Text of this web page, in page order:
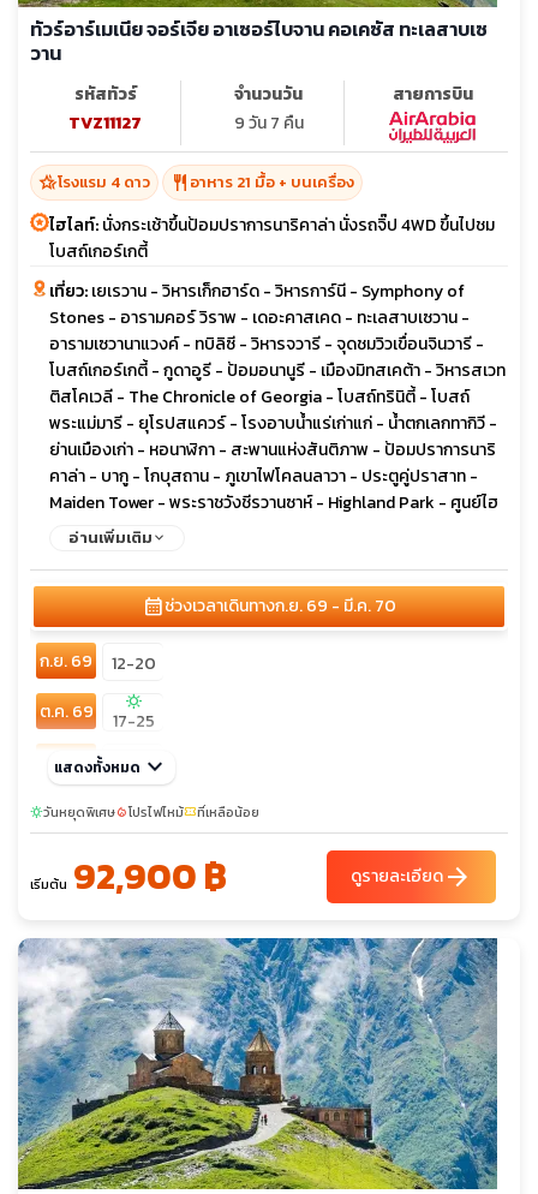
ทัวร์อาร์เมเนีย จอร์เจีย อาเซอร์ไบจาน คอเคซัส ทะเลสาบเซ
วาน
รหัสทัวร์
TVZ11127
จำนวนวัน
9 วัน 7 คืน
สายการบิน
hotel_classโรงแรม 4 ดาว restaurant อาหาร 21 มื้อ + บนเครื่อง
ไฮไลท์:นั่งกระเช้าขึ้นป้อมปราการนาริคาล่า นั่งรถจิ๊ป 4WD ขึ้นไปชม
โบสถ์เกอร์เกตี้
เที่ยว:เยเรวาน - วิหารเก็กฮาร์ด - วิหารการ์นี - Symphony of
Stones - อารามคอร์ วิราพ - เดอะคาสเคด - ทะเลสาบเซวาน -
อารามเซวานาแวงค์ - ทบิลิซี - วิหารจวารี - จุดชมวิวเขื่อนจินวารี -
โบสถ์เกอร์เกตี้ - กูดาอูรี - ป้อมอนานูรี - เมืองมิทสเคต้า - วิหารสเวท
ติสโคเวลี - The Chronicle of Georgia - โบสถ์ทรินิตี้ - โบสถ์
พระแม่มารี - ยุโรปสแควร์ - โรงอาบน้ำแร่เก่าแก่ - น้ำตกเลกทากิวี -
ย่านเมืองเก่า - หอนาฬิกา - สะพานแห่งสันติภาพ - ป้อมปราการนาริ
คาล่า - บากู - โกบุสถาน - ภูเขาไฟโคลนลาวา - ประตูคู่ปราสาท -
Maiden Tower - พระราชวังชีรวานซาห์ - Highland Park - ศูนย์ไฮ
ดาร์ อาลิเยฟ - ยานาร์แด็ก - วิหารแห่งไฟ
อ่านเพิ่มเติม
calendar_monthช่วงเวลาเดินทางก.ย. 69 - มี.ค. 70
ก.ย. 69
12-20
ต.ค. 69
sunny
17-25
พ.ย. 69
14-22
ธ.ค. 69
sunny
05-13
sunny
26-03
ม.ค. 70
23-31
มี.ค. 70
20-28
แสดงทั้งหมด keyboard_arrow_down
sunnyวันหยุดพิเศษlocal_fire_departmentโปรไฟไหม้confirmation_numberที่เหลือน้อย
เริ่มต้น 92,900 ฿ ดูรายละเอียดarrow_forward